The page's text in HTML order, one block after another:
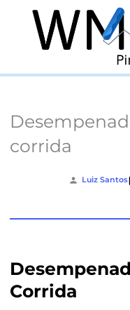
conteúdo
corrida
Luiz Santos
Corrida